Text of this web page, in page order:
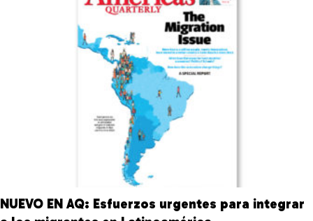
NUEVO EN AQ: Esfuerzos urgentes para integrar